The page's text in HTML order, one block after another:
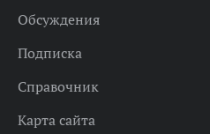
Обсуждения
Подписка
Справочник
Карта сайта